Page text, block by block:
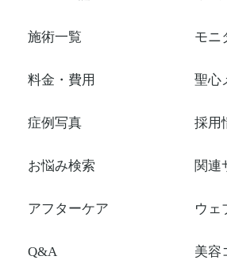
施術一覧
料金・費用
症例写真
お悩み検索
アフターケア
Q&A
モニ
聖心
採用
関連
ウェ
美容